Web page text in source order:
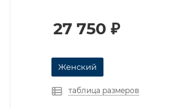
27 750 ₽
Женский
таблица размеров